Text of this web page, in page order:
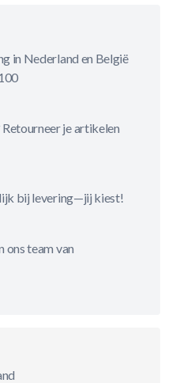
in Nederland en België
je artikelen
bij levering—jij kiest!
ons team van